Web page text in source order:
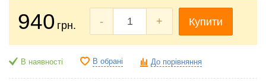
940 грн. - + Купити
В наявності В обрані До порівняння